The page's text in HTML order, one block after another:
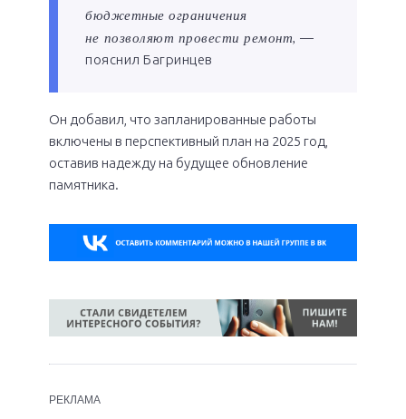
бюджетные ограничения
не позволяют провести ремонт, —
пояснил Багринцев
Он добавил, что запланированные работы
включены в перспективный план на 2025 год,
оставив надежду на будущее обновление
памятника.
РЕКЛАМА